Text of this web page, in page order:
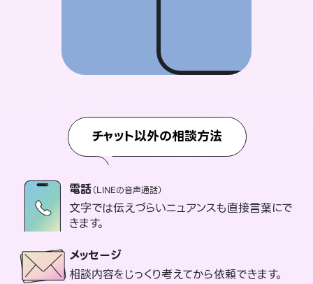
チャット以外の相談方法
電話（LINEの音声通話）
文字では伝えづらいニュアンスも直接言葉にで
きます。
メッセージ
相談内容をじっくり考えてから依頼できます。